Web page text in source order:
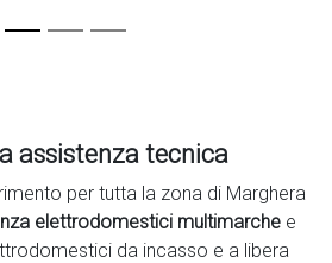
assistenza tecnica
per tutta la zona di Marghera
elettrodomestici multimarche e
da incasso e a libera